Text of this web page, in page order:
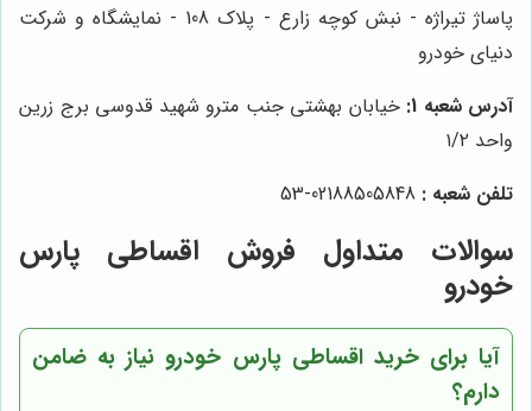
پاساژ تیراژه - نبش کوچه زارع - پلاک 108 - نمایشگاه و شرکت
دنیای خودرو
آدرس شعبه 1:
خیابان بهشتی جنب مترو شهید قدوسی برج زرین
واحد ۱/۲
تلفن شعبه :
سوالات متداول فروش اقساطی پارس
خودرو
آیا برای خرید اقساطی پارس خودرو نیاز به ضامن
دارم؟